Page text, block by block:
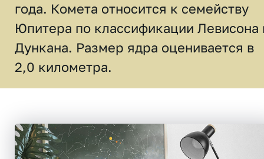
года. Комета относится к семейству
Юпитера по классификации Левисона
Дункана. Размер ядра оценивается в
2,0 километра.